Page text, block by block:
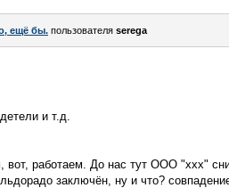
ещё бы. пользователя serega
и т.д.
работаем. До нас тут ООО "ххх"
заключён, ну и что?